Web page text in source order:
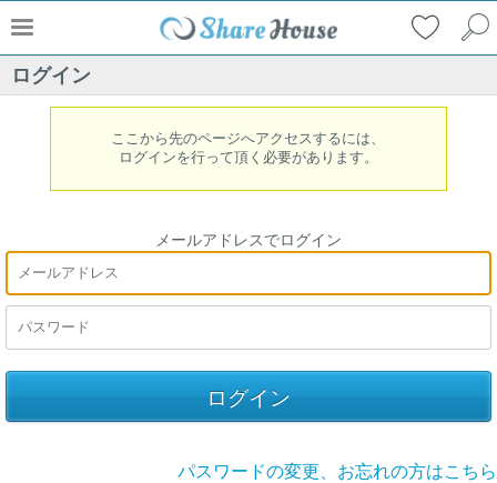
ログイン
ここから先のページへアクセスするには、
ログインを行って頂く必要があります。
メールアドレスでログイン
パスワードの変更、お忘れの方はこちら